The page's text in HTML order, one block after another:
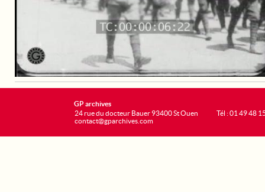
GP archives
24 rue du docteur Bauer 93400 St Ouen
contact@gparchives.com
Tél : 01 49 48